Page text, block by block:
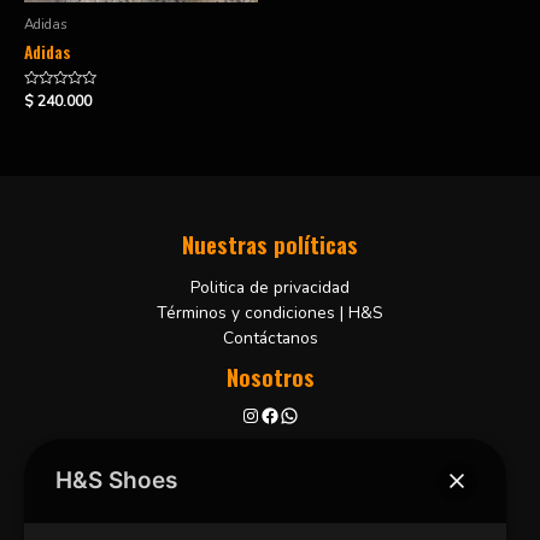
Adidas
Adidas
Valorado
en
$240.000
Nuestras políticas
Politica de privacidad
Términos y condiciones | H&S
Contáctanos
Nosotros
H&S Shoes